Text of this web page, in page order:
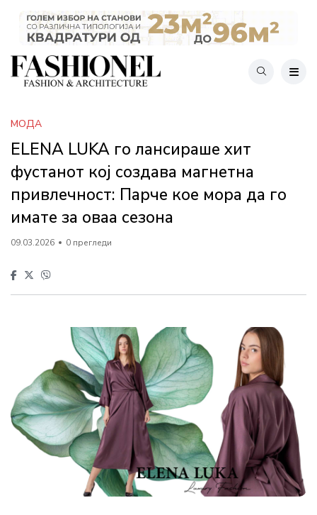
МОДА
ELENA LUKA го лансираше хит
фустанот кој создава магнетна
привлечност: Парче кое мора да го
имате за оваа сезона
09.03.2026 0 прегледи